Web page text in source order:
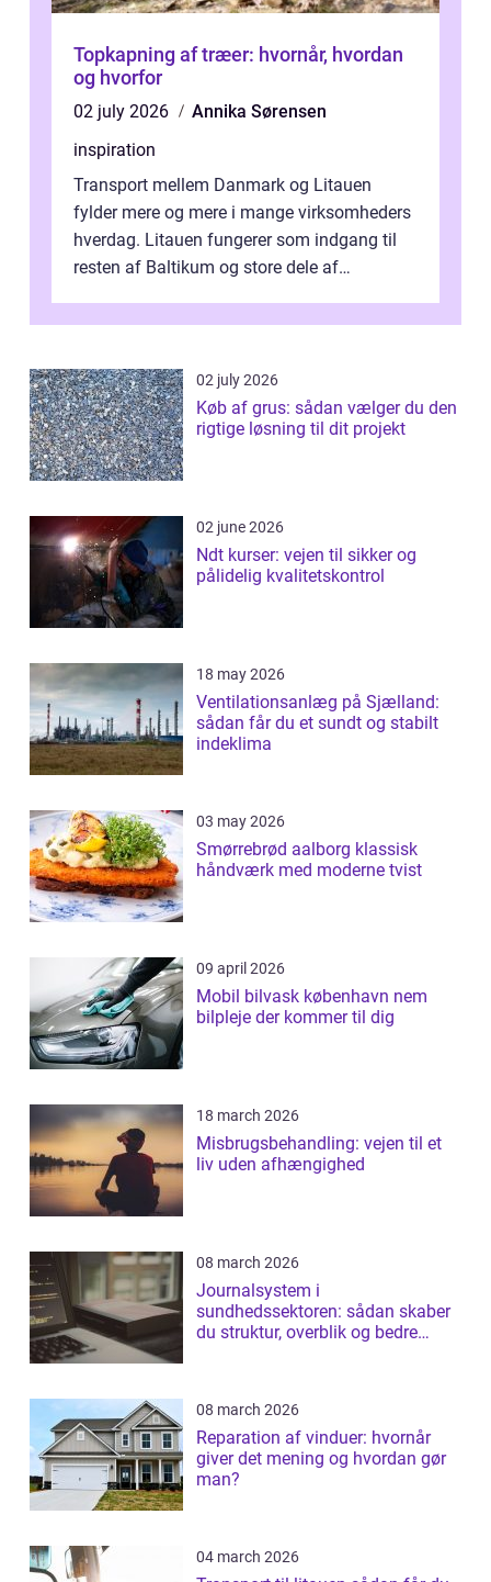
Topkapning af træer: hvornår, hvordan
og hvorfor
02 july 2026
Annika Sørensen
inspiration
Transport mellem Danmark og Litauen
fylder mere og mere i mange virksomheders
hverdag. Litauen fungerer som indgang til
resten af Baltikum og store dele af
02 july 2026
Køb af grus: sådan vælger du den
rigtige løsning til dit projekt
02 june 2026
Ndt kurser: vejen til sikker og
pålidelig kvalitetskontrol
18 may 2026
Ventilationsanlæg på Sjælland:
sådan får du et sundt og stabilt
indeklima
03 may 2026
Smørrebrød aalborg klassisk
håndværk med moderne tvist
09 april 2026
Mobil bilvask københavn nem
bilpleje der kommer til dig
18 march 2026
Misbrugsbehandling: vejen til et
liv uden afhængighed
08 march 2026
Journalsystem i
sundhedssektoren: sådan skaber
du struktur, overblik og bedre
08 march 2026
Reparation af vinduer: hvornår
giver det mening og hvordan gør
man?
04 march 2026